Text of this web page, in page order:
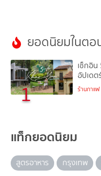
ยอดนิยมในตอ
1
เช็กอิน
อัปเดต
ร้านกาแฟ
แท็กยอดนิยม
สูตรอาหาร กรุงเทพ